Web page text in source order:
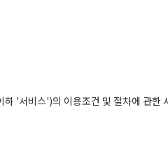
'서비스')의 이용조건 및 절차에 관